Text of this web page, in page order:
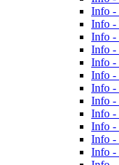
Info -
Info -
Info -
Info -
Info -
Info -
Info -
Info -
Info -
Info -
Info -
Info -